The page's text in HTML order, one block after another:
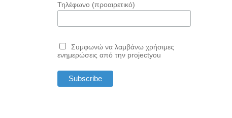
Τηλέφωνο (προαιρετικό)
Συμφωνώ να λαμβάνω χρήσιμες
ενημερώσεις από την projectyou